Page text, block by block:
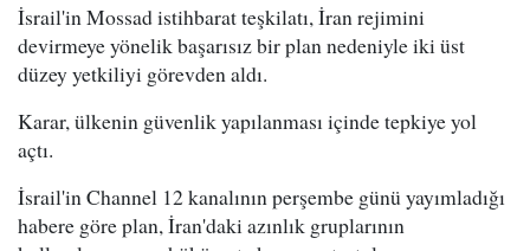
İsrail'in Mossad istihbarat teşkilatı, İran rejimini
devirmeye yönelik başarısız bir plan nedeniyle iki üst
düzey yetkiliyi görevden aldı.
Karar, ülkenin güvenlik yapılanması içinde tepkiye yol
açtı.
İsrail'in Channel 12 kanalının perşembe günü yayımladığı
habere göre plan, İran'daki azınlık gruplarının